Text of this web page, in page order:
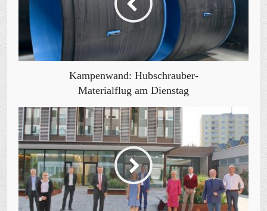
Kampenwand: Hubschrauber-
Materialflug am Dienstag